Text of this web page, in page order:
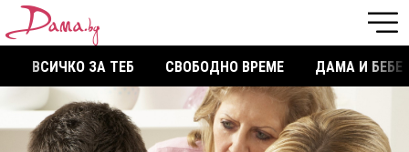
ВСИЧКО ЗА ТЕБ СВОБОДНО ВРЕМЕ ДАМА И БЕБЕ